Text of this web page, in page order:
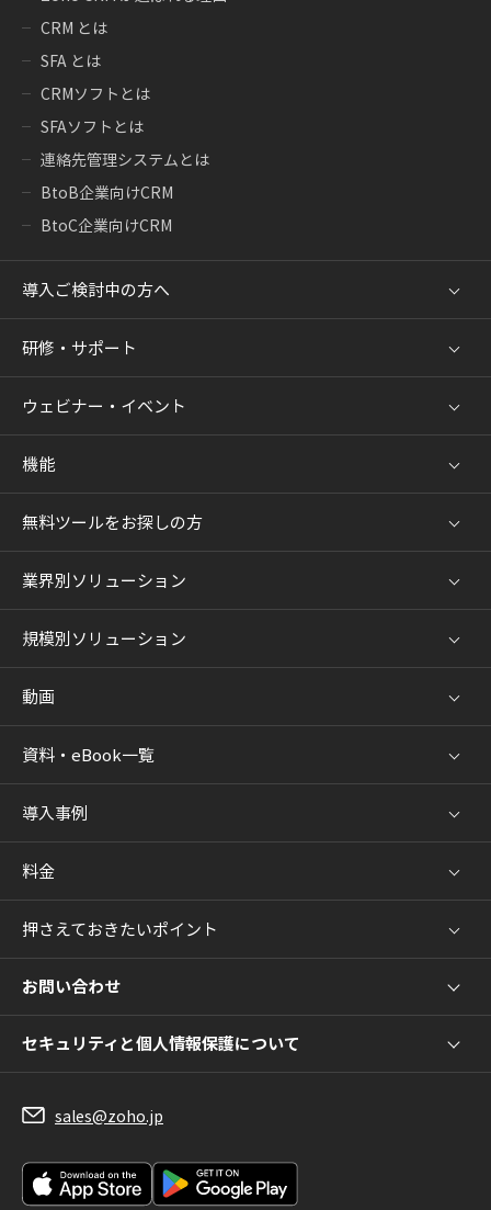
CRM とは
SFA とは
CRMソフトとは
SFAソフトとは
連絡先管理システムとは
BtoB企業向けCRM
BtoC企業向けCRM
導入ご検討中の方へ
研修・サポート
ウェビナー・イベント
機能
無料ツールをお探しの方
業界別ソリューション
規模別ソリューション
動画
資料・eBook一覧
導入事例
料金
押さえておきたいポイント
お問い合わせ
セキュリティと個人情報保護について
sales@zoho.jp